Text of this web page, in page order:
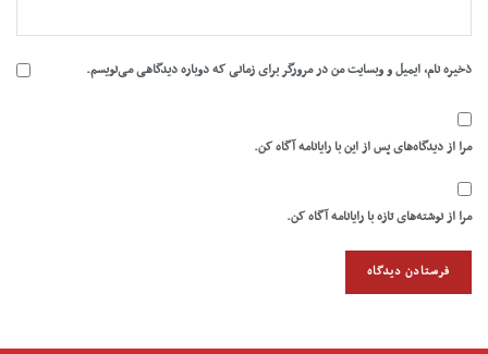
ذخیره نام، ایمیل و وبسایت من در مرورگر برای زمانی که دوباره دیدگاهی می‌نویسم.
مرا از دیدگاه‌های پس از این با رایانامه آگاه کن.
مرا از نوشته‌های تازه با رایانامه آگاه کن.